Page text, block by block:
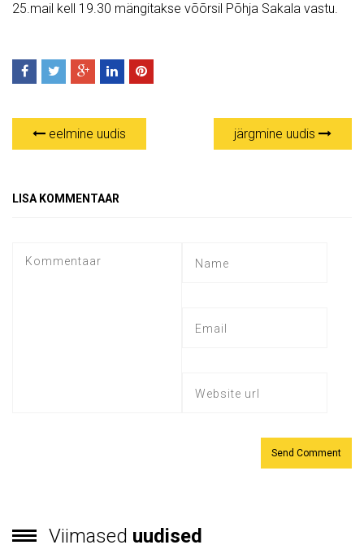
25.mail kell 19.30 mängitakse võõrsil Põhja Sakala vastu.
eelmine uudis järgmine uudis
LISA KOMMENTAAR
Viimased uudised